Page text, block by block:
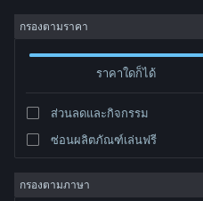
เข้าสู่ระบบ
ชุมชน
เกี่ยวกับ
กรองตามราคา
ราคาใดก็ได้
ส่วนลดและกิจกรรม
ซ่อนผลิตภัณฑ์เล่นฟรี
กรองตามภาษา
ผู้พัฒนา: ZGGame